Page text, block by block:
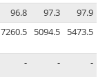
96.8 97.3
97.9
7260.5 5094.5 5473.5
- - -